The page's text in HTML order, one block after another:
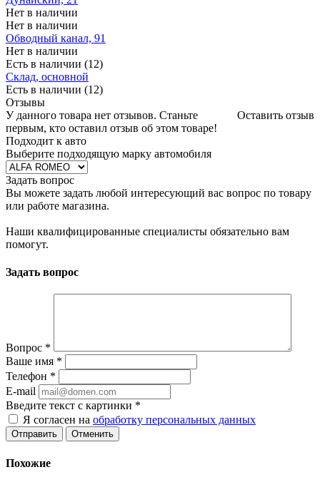
Нет в наличии
Нет в наличии
Обводный канал, 91
Нет в наличии
Есть в наличии (12)
Склад, основной
Есть в наличии (12)
Отзывы
Оставить отзыв
У данного товара нет отзывов. Станьте
первым, кто оставил отзыв об этом товаре!
Подходит к авто
Выберите подходящую марку автомобиля
Задать вопрос
Вы можете задать любой интересующий вас вопрос по товару
или работе магазина.
Наши квалифицированные специалисты обязательно вам
помогут.
Задать вопрос
Вопрос *
Ваше имя *
Телефон *
E-mail
Введите текст с картинки *
Я согласен на обработку персональных данных
Отменить
Похожие